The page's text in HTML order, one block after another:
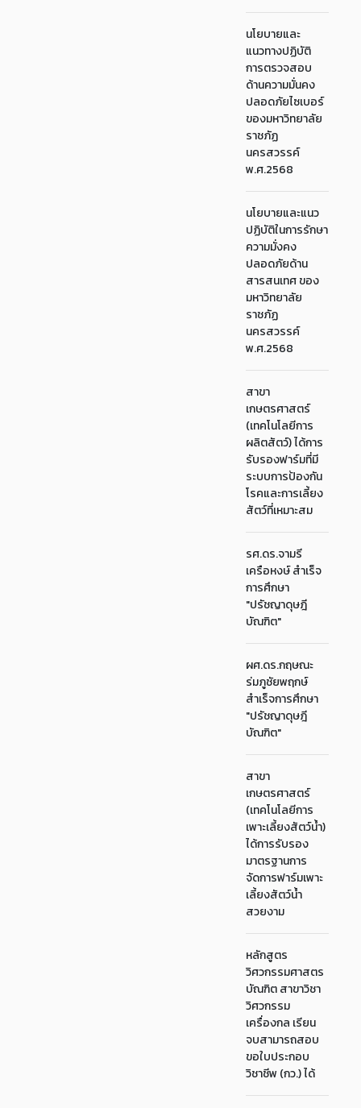
นโยบายและ
แนวทางปฏิบัติ
การตรวจสอบ
ด้านความมั่นคง
ปลอดภัยไซเบอร์
ของมหาวิทยาลัย
ราชภัฏ
นครสวรรค์
พ.ศ.2568
นโยบายและแนว
ปฏิบัติในการรักษา
ความมั่งคง
ปลอดภัยด้าน
สารสนเทศ ของ
มหาวิทยาลัย
ราชภัฏ
นครสวรรค์
พ.ศ.2568
สาขา
เกษตรศาสตร์
(เทคโนโลยีการ
ผลิตสัตว์) ได้การ
รับรองฟาร์มที่มี
ระบบการป้องกัน
โรคและการเลี้ยง
สัตว์ที่เหมาะสม
รศ.ดร.จามรี
เครือหงษ์ สำเร็จ
การศึกษา
"ปรัชญาดุษฎี
บัณฑิต"
ผศ.ดร.กฤษณะ
ร่มภูชัยพฤกษ์
สำเร็จการศึกษา
"ปรัชญาดุษฎี
บัณฑิต"
สาขา
เกษตรศาสตร์
(เทคโนโลยีการ
เพาะเลี้ยงสัตว์น้ำ)
ได้การรับรอง
มาตรฐานการ
จัดการฟาร์มเพาะ
เลี้ยงสัตว์น้ำ
สวยงาม
หลักสูตร
วิศวกรรมศาสตร
บัณฑิต สาขาวิชา
วิศวกรรม
เครื่องกล เรียน
จบสามารถสอบ
ขอใบประกอบ
วิชาชีพ (กว.) ได้